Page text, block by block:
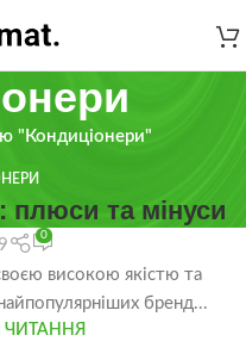
"Кондиціонери"
плюси та мінуси
0
високою якістю та
бренд...